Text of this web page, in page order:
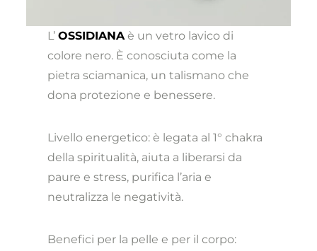
L’OSSIDIANAè un vetro lavico di
colore nero. È conosciuta come la
pietra sciamanica, un talismano che
dona protezione e benessere.
Livello energetico: è legata al 1° chakra
della spiritualità, aiuta a liberarsi da
paure e stress, purifica l’aria e
neutralizza le negatività.
Benefici per la pelle e per il corpo: